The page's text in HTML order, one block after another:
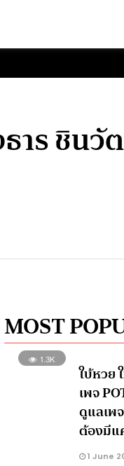
ร ชินวั
MOST
1.3K
ใบ้หวย
เพจ
ดูแลเพ
ต้องมีแ
1 June